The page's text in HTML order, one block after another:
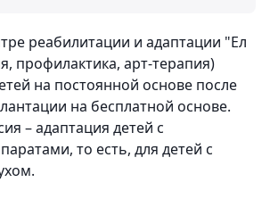
реабилитации и адаптации "Ел
профилактика, арт-терапия)
на постоянной основе после
на бесплатной основе.
– адаптация детей с
то есть, для детей с